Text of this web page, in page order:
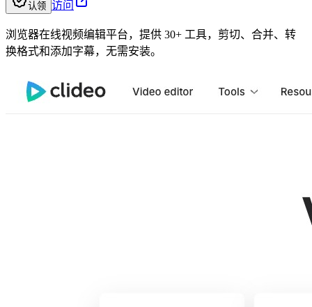
认领 访问
浏览器在线视频编辑平台，提供 30+ 工具，剪切、合并、转
换格式和添加字幕，无需安装。